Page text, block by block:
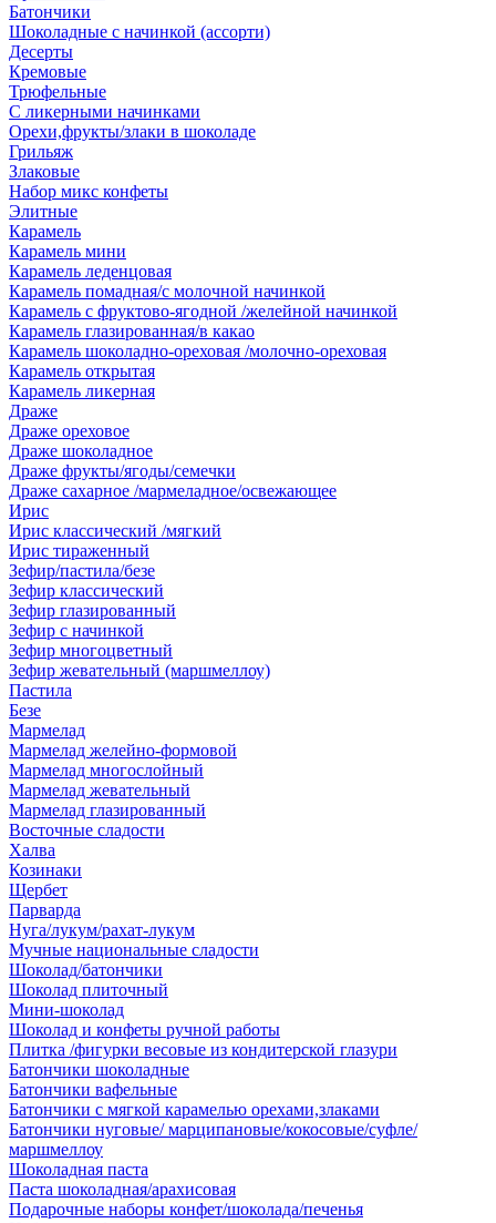
Батончики
Шоколадные с начинкой (ассорти)
Десерты
Кремовые
Трюфельные
С ликерными начинками
Орехи,фрукты/злаки в шоколаде
Грильяж
Злаковые
Набор микс конфеты
Элитные
Карамель
Карамель мини
Карамель леденцовая
Карамель помадная/с молочной начинкой
Карамель с фруктово-ягодной /желейной начинкой
Карамель глазированная/в какао
Карамель шоколадно-ореховая /молочно-ореховая
Карамель открытая
Карамель ликерная
Драже
Драже ореховое
Драже шоколадное
Драже фрукты/ягоды/семечки
Драже сахарное /мармеладное/освежающее
Ирис
Ирис классический /мягкий
Ирис тираженный
Зефир/пастила/безе
Зефир классический
Зефир глазированный
Зефир с начинкой
Зефир многоцветный
Зефир жевательный (маршмеллоу)
Пастила
Безе
Мармелад
Мармелад желейно-формовой
Мармелад многослойный
Мармелад жевательный
Мармелад глазированный
Восточные сладости
Халва
Козинаки
Щербет
Парварда
Нуга/лукум/рахат-лукум
Мучные национальные сладости
Шоколад/батончики
Шоколад плиточный
Мини-шоколад
Шоколад и конфеты ручной работы
Плитка /фигурки весовые из кондитерской глазури
Батончики шоколадные
Батончики вафельные
Батончики с мягкой карамелью орехами,злаками
Батончики нуговые/ марципановые/кокосовые/суфле/
маршмеллоу
Шоколадная паста
Паста шоколадная/арахисовая
Подарочные наборы конфет/шоколада/печенья